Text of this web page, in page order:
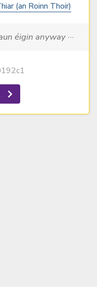
(an Roinn Thoir)
éigin anyway ···